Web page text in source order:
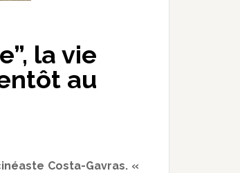
la vie
au
Costa-Gavras. «